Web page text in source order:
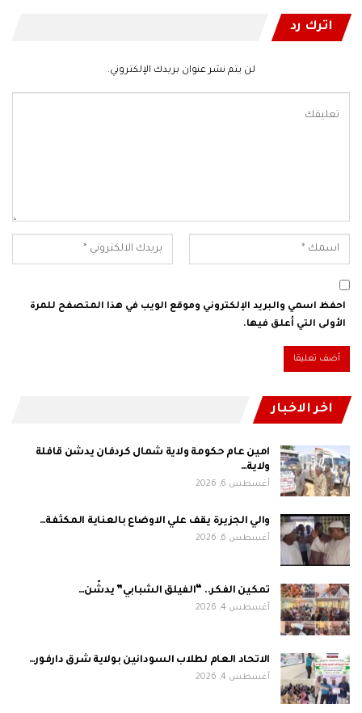
اترك رد
لن يتم نشر عنوان بريدك الإلكتروني.
احفظ اسمي والبريد الإلكتروني وموقع الويب في هذا المتصفح للمرة
الأولى التي أعلق فيها.
اخر الاخبار
امين عام حكومة ولاية شمال كردفان يدشن قافلة
ولاية…
أغسطس 6, 2026
والي الجزيرة يقف علي الاوضاع بالعناية المكثفة…
أغسطس 6, 2026
تمكين الفكر.. “الفيلق الشبابي” يدشّن…
أغسطس 4, 2026
الاتحاد العام لطلاب السودانين بولاية شرق دارفور…
أغسطس 4, 2026